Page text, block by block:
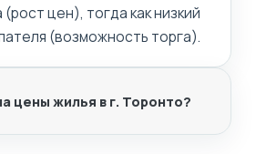
цен), тогда как низкий
(возможность торга).
цены жилья в г. Торонто?